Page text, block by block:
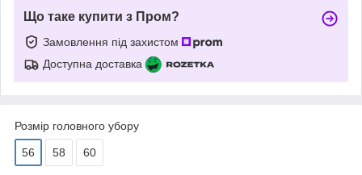
Що таке купити з Пром?
Замовлення під захистом
Доступна доставка
Розмір головного убору
56 58 60